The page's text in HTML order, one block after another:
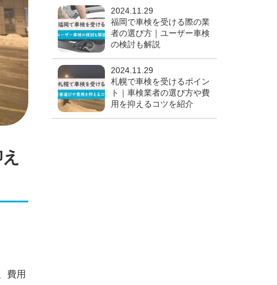
費用
2024.11.29
福岡で車検を受ける際の業
者の選び方｜ユーザー車検
の検討も解説
2024.11.29
札幌で車検を受けるポイン
ト｜車検業者の選び方や費
用を抑えるコツを紹介